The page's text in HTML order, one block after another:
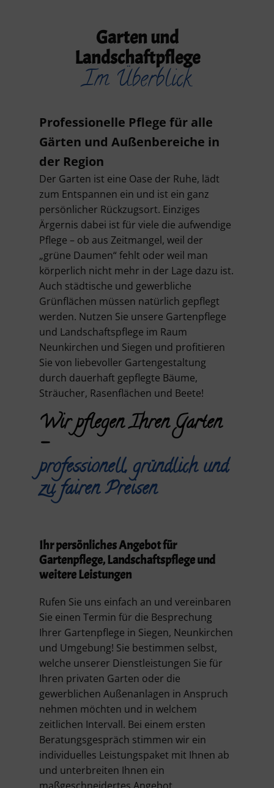
Garten und
Landschaftpflege
Im Überblick
Professionelle Pflege für alle
Gärten und Außenbereiche in
der Region
Der Garten ist eine Oase der Ruhe, lädt
zum Entspannen ein und ist ein ganz
persönlicher Rückzugsort. Einziges
Ärgernis dabei ist für viele die aufwendige
Pflege – ob aus Zeitmangel, weil der
„grüne Daumen“ fehlt oder weil man
körperlich nicht mehr in der Lage dazu ist.
Auch städtische und gewerbliche
Grünflächen müssen natürlich gepflegt
werden. Nutzen Sie unsere Gartenpflege
und Landschaftspflege im Raum
Neunkirchen und Siegen und profitieren
Sie von liebevoller Gartengestaltung
durch dauerhaft gepflegte Bäume,
Sträucher, Rasenflächen und Beete!
Wir pflegen Ihren Garten
–
professionell, gründlich und
zu fairen Preisen
Ihr persönliches Angebot für
Gartenpflege, Landschaftspflege und
weitere Leistungen
Rufen Sie uns einfach an und vereinbaren
Sie einen Termin für die Besprechung
Ihrer Gartenpflege in Siegen, Neunkirchen
und Umgebung! Sie bestimmen selbst,
welche unserer Dienstleistungen Sie für
Ihren privaten Garten oder die
gewerblichen Außenanlagen in Anspruch
nehmen möchten und in welchem
zeitlichen Intervall. Bei einem ersten
Beratungsgespräch stimmen wir ein
individuelles Leistungspaket mit Ihnen ab
und unterbreiten Ihnen ein